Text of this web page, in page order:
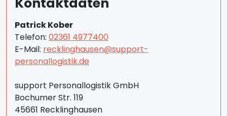
Patrick Kober
Telefon: 02361 4977400
E-Mail: recklinghausen@support-
personallogistik.de
support Personallogistik GmbH
Bochumer Str. 119
45661 Recklinghausen